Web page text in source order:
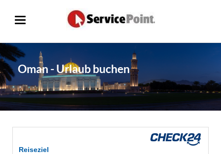
Oman - Urlaub buchen
Reiseziel